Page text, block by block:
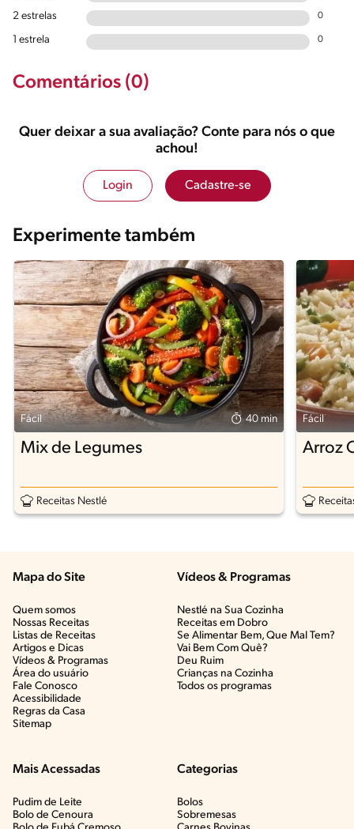
2 estrelas 0
1 estrela 0
Comentários (0)
Quer deixar a sua avaliação? Conte para nós o que
achou!
Login Cadastre-se
Experimente também
Fácil 40 min
Mix de Legumes
Receitas Nestlé
Fácil
Arroz
Mapa do Site
Quem somos
Nossas Receitas
Listas de Receitas​
Artigos e Dicas​
Vídeos & Programas​
Área do usuário
Fale Conosco
Acessibilidade
Regras da Casa
Sitemap
Vídeos & Programas​
Nestlé na Sua Cozinha
Receitas em Dobro
Se Alimentar Bem, Que Mal Tem?​
Vai Bem Com Quê?​
Deu Ruim​
Crianças na Cozinha​
Todos os programas
Mais Acessadas
Pudim de Leite
Bolo de Cenoura
Categorias
Bolos
Sobremesas